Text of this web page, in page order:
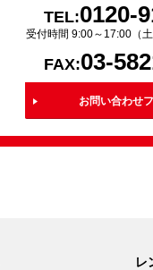
TEL:0120-
受付時間 9:00～17:00（土
FAX:03-
お問い合わせ
レ